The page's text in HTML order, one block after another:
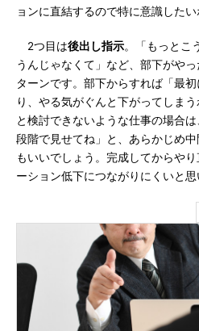
ョンに直結するので特に意識したい
2つ目は後出し指示。「もっとこ
うんじゃなくて」など、部下がや
ターンです。部下からすれば「最
り、やる気がぐんと下がってしま
と検討できないような仕事の場合
段階で見せてね」と、あらかじめ
もいいでしょう。完成してからや
ーション低下につながりにくいと思